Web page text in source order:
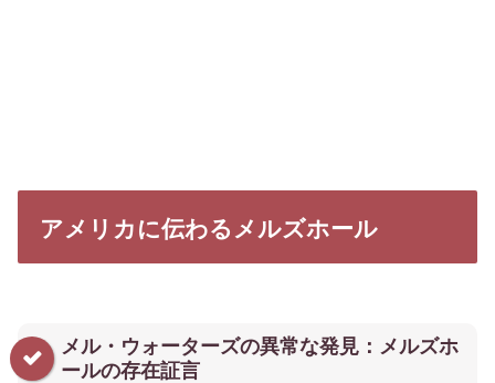
アメリカに伝わるメルズホール
メル・ウォーターズの異常な発見：メルズホ
ールの存在証言